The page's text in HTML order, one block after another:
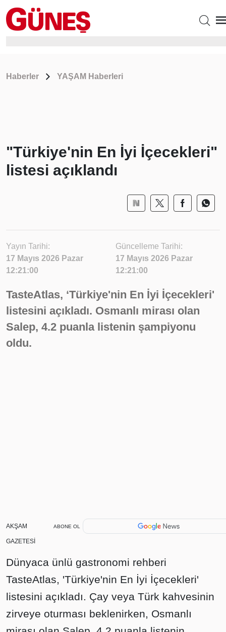
Haberler YAŞAM Haberleri
"Türkiye'nin En İyi İçecekleri"
listesi açıklandı
Yayın Tarihi:
17 Mayıs 2026 Pazar
12:21:00
Güncelleme Tarihi:
17 Mayıs 2026 Pazar
12:21:00
TasteAtlas, ‘Türkiye'nin En İyi İçecekleri'
listesini açıkladı. Osmanlı mirası olan
Salep, 4.2 puanla listenin şampiyonu
oldu.
AKŞAM
GAZETESİ
ABONE OL
Dünyaca ünlü gastronomi rehberi
TasteAtlas, 'Türkiye'nin En İyi İçecekleri'
listesini açıkladı. Çay veya Türk kahvesinin
zirveye oturması beklenirken, Osmanlı